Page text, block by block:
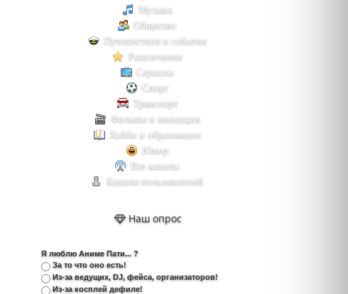
Музыка
Общество
Путешествия и события
Развлечения
Сериалы
Спорт
Транспорт
Фильмы и анимация
Хобби и образование
Юмор
Все каналы
Каналы пользователей
Наш опрос
Я люблю Аниме Пати... ?
За то что оно есть!
Из-за ведущих, DJ, фейса, организаторов!
Из-за косплей дефиле!